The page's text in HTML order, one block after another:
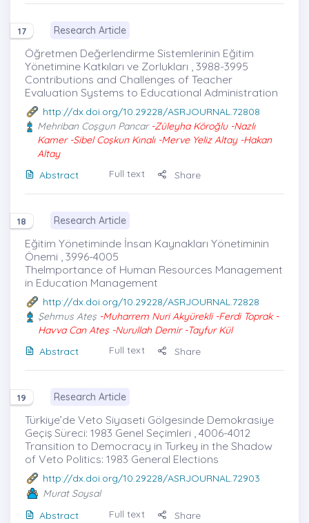
17 Research Article
Öğretmen Değerlendirme Sistemlerinin Eğitim
Yönetimine Katkıları ve Zorlukları , 3988-3995
Contributions and Challenges of Teacher
Evaluation Systems to Educational Administration
http://dx.doi.org/10.29228/ASRJOURNAL.72808
Mehriban Coşgun Pancar-Züleyha Köroğlu -Nazlı
Kamer -Sibel Coşkun Kınalı -Merve Yeliz Altay -Hakan
Altay
Abstract
Full text Share
18 Research Article
Eğitim Yönetiminde İnsan Kaynakları Yönetiminin
Önemi , 3996-4005
TheImportance of Human Resources Management
in Education Management
http://dx.doi.org/10.29228/ASRJOURNAL.72828
Şehmus Ateş -Muharrem Nuri Akyürekli -Ferdi Toprak -
Havva Can Ateş -Nurullah Demir -Tayfur Kül
Abstract
Full text Share
19 Research Article
Türkiye’de Veto Siyaseti Gölgesinde Demokrasiye
Geçiş Süreci: 1983 Genel Seçimleri , 4006-4012
Transition to Democracy in Turkey in the Shadow
of Veto Politics: 1983 General Elections
http://dx.doi.org/10.29228/ASRJOURNAL.72903
Murat Soysal
Abstract
Full text Share